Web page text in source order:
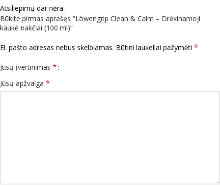
Atsiliepimų dar nėra.
Būkite pirmas aprašęs “Löwengrip Clean & Calm – Drėkinamoji
kaukė nakčiai (100 ml)”
El. pašto adresas nebus skelbiamas. Būtini laukeliai pažymėti *
Jūsų įvertinimas *
Jūsų apžvalga *